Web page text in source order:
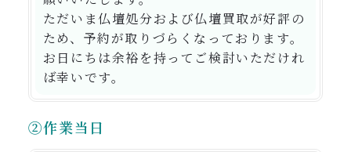
ただいま仏壇処分および仏壇買取が好評の
ため、予約が取りづらくなっております。
お日にちは余裕を持ってご検討いただけれ
ば幸いです。
②作業当日